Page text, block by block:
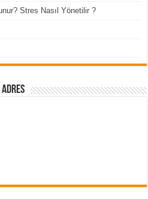
Stres Nasıl Yönetilir ?
adres